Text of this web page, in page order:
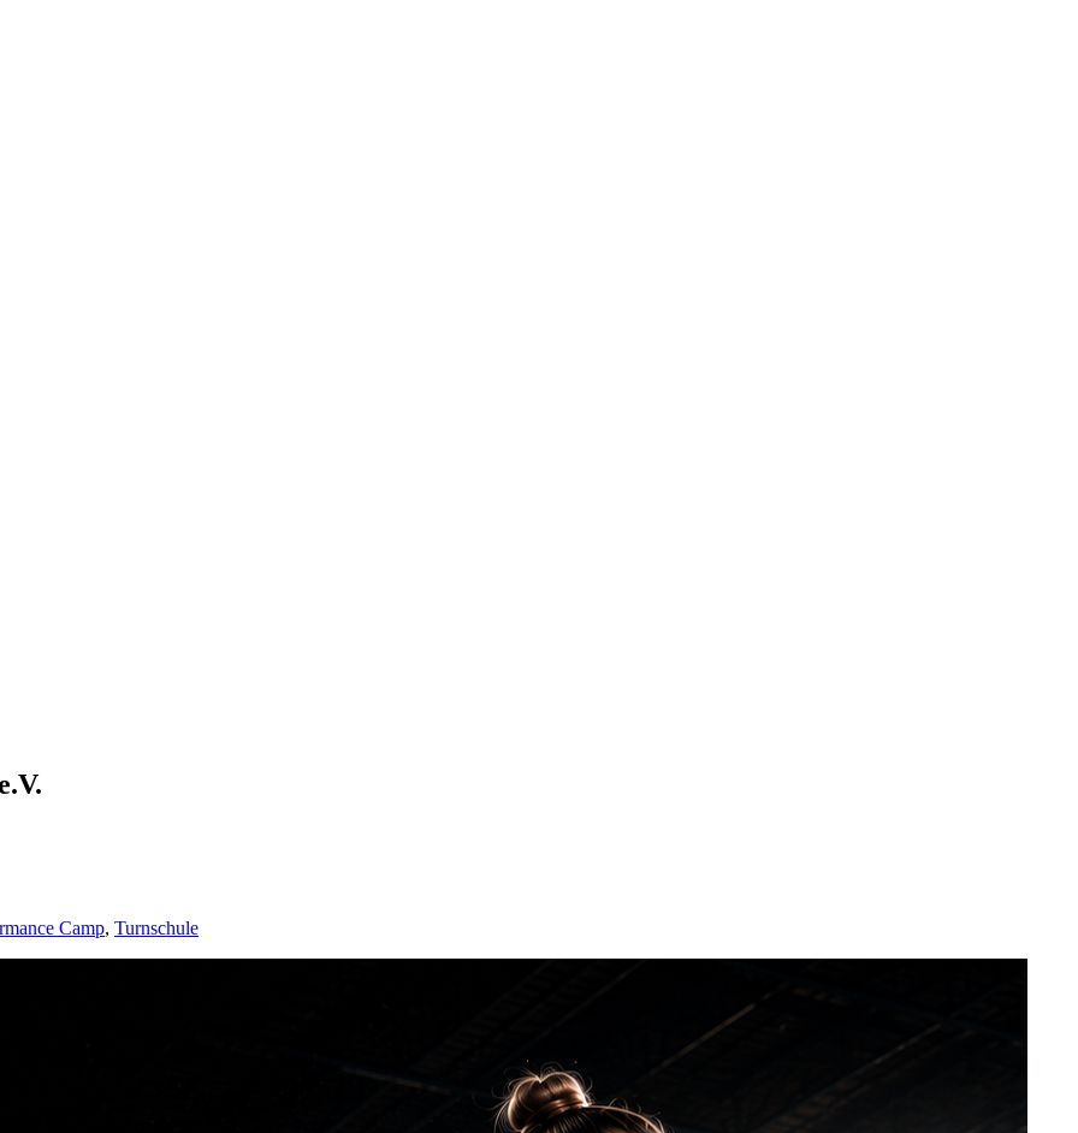
Camp, Turnschule